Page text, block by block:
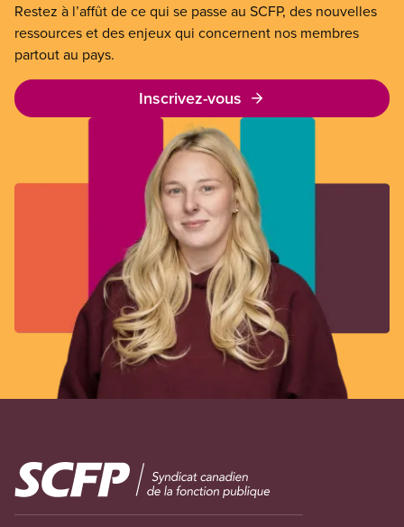
Restez à l’affût de ce qui se passe au SCFP, des nouvelles
ressources et des enjeux qui concernent nos membres
partout au pays.
Inscrivez-vous
Image